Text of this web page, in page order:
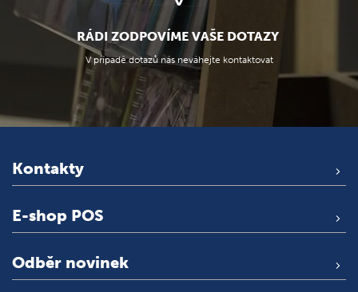
RÁDI ZODPOVÍME VAŠE DOTAZY
V případě dotazů nás neváhejte kontaktovat
Kontakty
E-shop POS
Odběr novinek